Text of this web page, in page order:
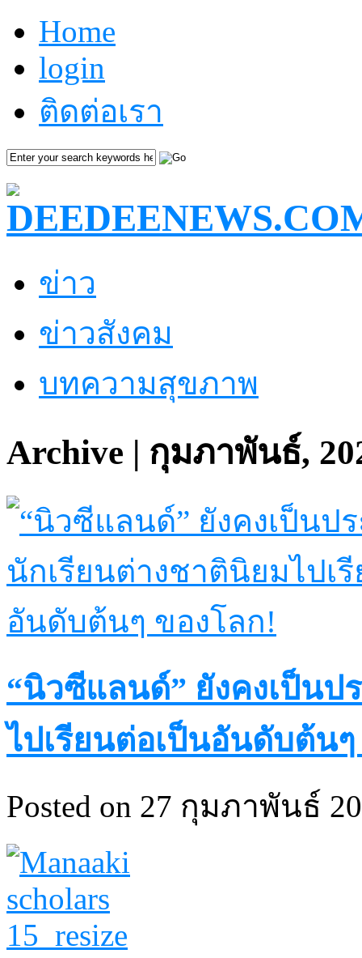
Home
login
ติดต่อเรา
ข่าว
ข่าวสังคม
บทความสุขภาพ
Archive | กุมภาพันธ์,
“นิวซีแลนด์” ยังคงเป็นป
ไปเรียนต่อเป็นอันดับต้น
Posted on 27 กุมภาพันธ์